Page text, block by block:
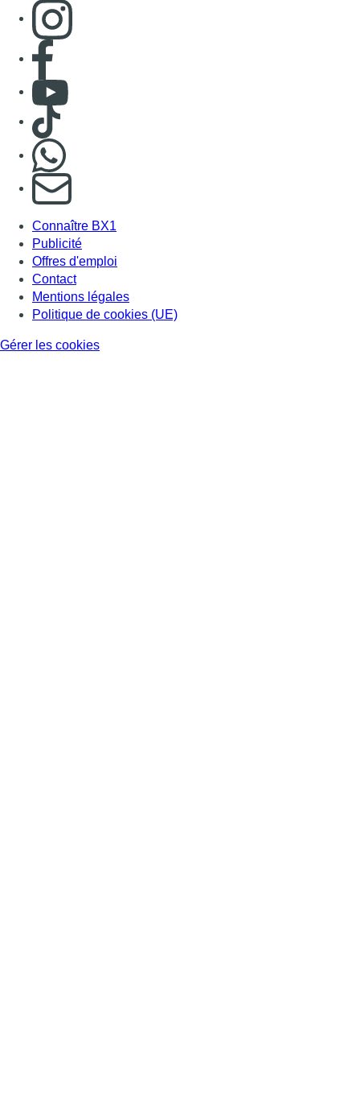
Consulter page Instagram
Consulter page Facebook
Consulter Youtube
Consulter TikTok
S'abonner à notre newsletter
Connaître BX1
Publicité
Offres d'emploi
Contact
Mentions légales
Politique de cookies (UE)
Gérer les cookies